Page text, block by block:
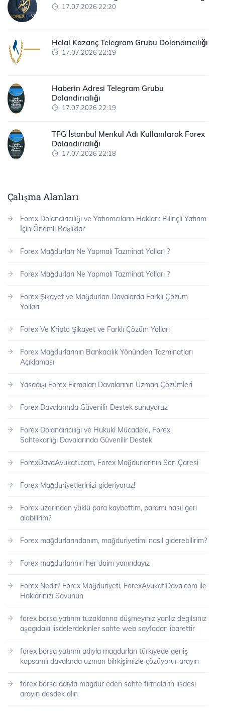
17.07.2026 22:20
Helal Kazanç Telegram Grubu Dolandırıcılığı
17.07.2026 22:19
Haberin Adresi Telegram Grubu
Dolandırıcılığı
17.07.2026 22:19
TFG İstanbul Menkul Adı Kullanılarak Forex
Dolandırıcılığı
17.07.2026 22:18
Çalışma Alanları
Forex Dolandırıcılığı ve Yatırımcıların Hakları: Bilinçli Yatırım
İçin Önemli Başlıklar
Forex Mağdurları Ne Yapmalı Tazminat Yolları ?
Forex Mağdurları Ne Yapmalı Tazminat Yolları ?
Forex Şikayet ve Mağdurları Davalarda Farklı Çözüm
Yolları
Forex Ve Kripto Şikayet ve Farklı Çözüm Yolları
Forex Mağdurlarının Bankacılık Yönünden Tazminatları
Açıklaması
Yasadışı Forex Firmaları Davalarının Uzman Çözümleri
Forex Davalarında Güvenilir Destek sunuyoruz
Forex Dolandırıcılığı ve Hukuki Mücadele, Forex
Sahtekarlığı Davalarında Güvenilir Destek
ForexDavaAvukati.com, Forex Mağdurlarının Son Çaresi
Forex Mağduriyetlerinizi gideriyoruz!
Forex üzerinden yüklü para kaybettim, paramı nasıl geri
alabilirim?
Forex mağdurlarındanım, mağduriyetimi nasıl giderebilirim?
Forex mağdurlarının her daim yanındayız
Forex Nedir? Forex Mağduriyeti, ForexAvukatiDava.com ile
Haklarınızı Savunun
forex borsa yatırım tuzaklarına düşmeyınız yanlız degılsınız
aşagıdakı lisdelerdekınler sahte web sayfadan ibarettir
forex borsa yatırım adıyla magdurları türkıyede geniş
kapsamlı davalarda uzman bilrkişimizle çözüyorur arayın
forex borsa adıyla magdur eden sahte firmaların lısdesı
arayın desdek alın